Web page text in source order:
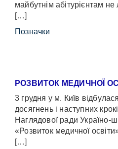
майбутнім абітурієнтам
[…]
Позначки
РОЗВИТОК МЕДИЧНОЇ
3 грудня у м. Київ
досягнень і наступних
Наглядової ради Україно-
«Розвиток медичної
[…]